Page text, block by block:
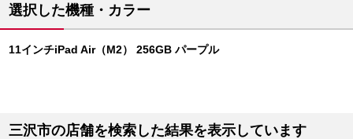
選択した機種・カラー
11インチiPad Air（M2） 256GB パープル
三沢市の店舗を検索した結果を表示しています